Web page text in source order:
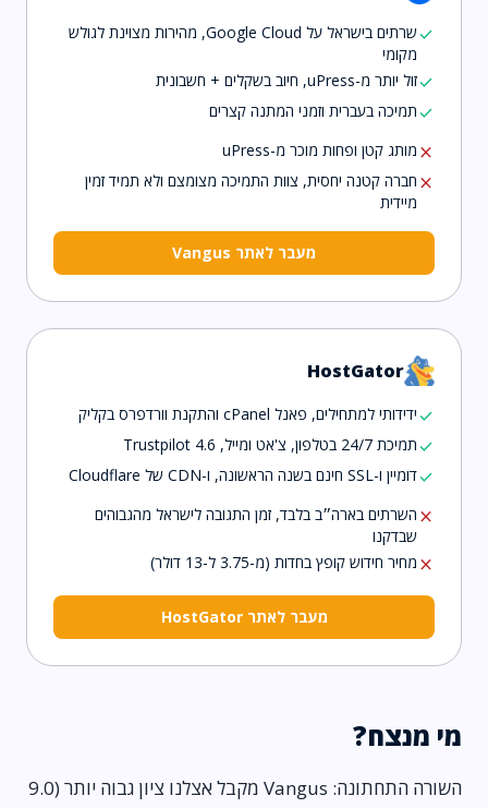
check
שרתים בישראל על Google Cloud, מהירות מצוינת לגולש
מקומי
checkזול יותר מ-uPress, חיוב בשקלים + חשבונית
checkתמיכה בעברית וזמני המתנה קצרים
close מותג קטן ופחות מוכר מ-uPress
close חברה קטנה יחסית, צוות התמיכה מצומצם ולא תמיד זמין
מיידית
מעבר לאתר Vangus
HostGator
checkידידותי למתחילים, פאנל cPanel והתקנת וורדפרס בקליק
checkתמיכת 24/7 בטלפון, צ'אט ומייל, Trustpilot 4.6
checkדומיין ו-SSL חינם בשנה הראשונה, ו-CDN של Cloudflare
close השרתים בארה״ב בלבד, זמן התגובה לישראל מהגבוהים
שבדקנו
close מחיר חידוש קופץ בחדות (מ-3.75 ל-13 דולר)
מעבר לאתר HostGator
מי מנצח?
השורה התחתונה: Vangus מקבל אצלנו ציון גבוה יותר (9.0